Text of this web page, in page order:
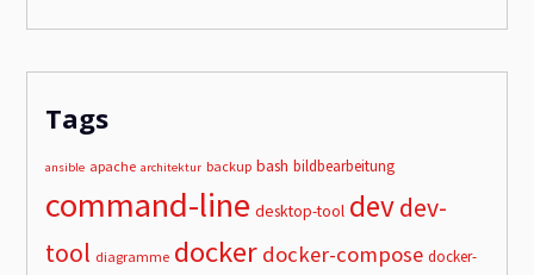
Tags
ansible apache architektur backup bash bildbearbeitung
command-line desktop-tool devdev-
tool diagramme docker docker-compose docker-